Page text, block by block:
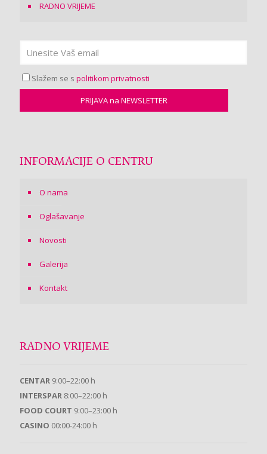
RADNO VRIJEME
Slažem se s politikom privatnosti
INFORMACIJE O CENTRU
O nama
Oglašavanje
Novosti
Galerija
Kontakt
RADNO VRIJEME
CENTAR 9:00–22:00 h
INTERSPAR 8:00–22:00 h
FOOD COURT 9:00–23:00 h
CASINO 00:00-24:00 h